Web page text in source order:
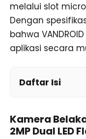
melalui slot
Dengan
bahwa
aplikasi secara
Daftar Isi
Kamera
2MP Dual LED